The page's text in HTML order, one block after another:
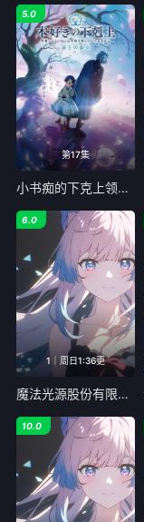
第17集
5.0
小书痴的下克上领主的养女
1｜周日1:36更
6.0
魔法光源股份有限公司第二季
10.0